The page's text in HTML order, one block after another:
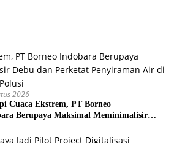
2026
Cuaca Ekstrem, PT Borneo
Berupaya Maksimal Meminimalisir
Polusi